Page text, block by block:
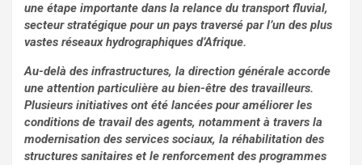
une étape importante dans la relance du transport fluvial,
secteur stratégique pour un pays traversé par l’un des plus
vastes réseaux hydrographiques d’Afrique.
Au-delà des infrastructures, la direction générale accorde
une attention particulière au bien-être des travailleurs.
Plusieurs initiatives ont été lancées pour améliorer les
conditions de travail des agents, notamment à travers la
modernisation des services sociaux, la réhabilitation des
structures sanitaires et le renforcement des programmes